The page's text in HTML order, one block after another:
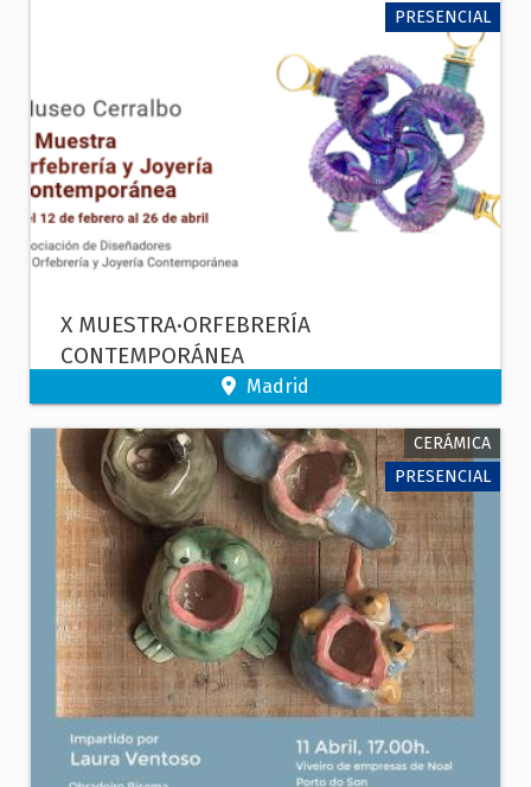
PRESENCIAL
X MUESTRA·ORFEBRERÍA
CONTEMPORÁNEA
Madrid
CERÁMICA
PRESENCIAL